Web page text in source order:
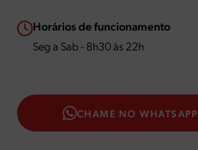
Horários de funcionamento
Seg a Sab - 8h30 às 22h
CHAME NO WHATSAPP